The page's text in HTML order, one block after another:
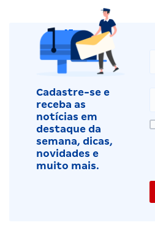
Cadastre-se e
receba as
notícias em
destaque da
semana, dicas,
novidades e
muito mais.